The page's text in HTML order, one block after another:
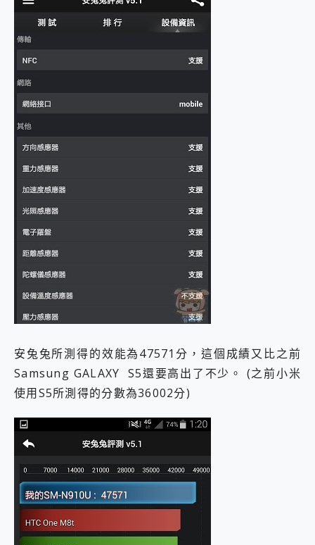
安兔兔所測得的效能為47571分，這個成績又比之前
Samsung GALAXY S5還要高出了不少。 (之前小米
使用S5所測得的分數為36002分)